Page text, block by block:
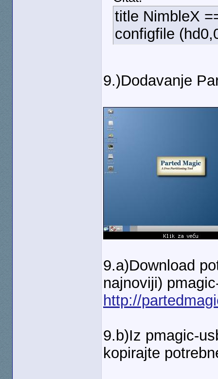
title NimbleX
configfile
9.)Dodavanje
9.a)Download
najnoviji)
http://
9.b)Iz pmagic-
kopirajte